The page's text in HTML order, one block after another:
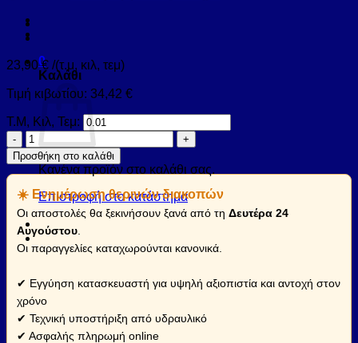
0
Καλάθι
Κανένα προϊόν στο καλάθι σας.
Επιστροφή στο κατάστημα
23,90€ /(τ.μ, κιλ, τεμ)
Τιμή κιβωτίου: 34,42 €
Τ.Μ, Κιλ, Τεμ:
Πλακάκι
AVENUE
Gris
KARAG
60x60cm
(AVEGRI6060)
ποσότητα
Προσθήκη στο καλάθι
☀️ Ενημέρωση θερινών διακοπών
Οι αποστολές θα ξεκινήσουν ξανά από τη Δευτέρα 24
Αυγούστου
Οι παραγγελίες καταχωρούνται κανονικά.
✔ Εγγύηση κατασκευαστή για υψηλή αξιοπιστία και αντοχή στον
χρόνο
✔ Τεχνική υποστήριξη από υδραυλικό
✔ Ασφαλής πληρωμή online